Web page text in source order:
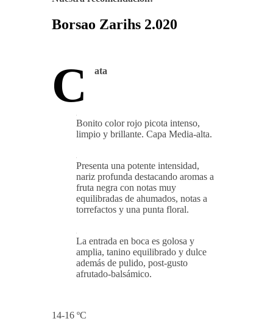
Borsao Zarihs 2.020
C ata
Bonito color rojo picota intenso,
limpio y brillante. Capa Media-alta.
Presenta una potente intensidad,
nariz profunda destacando aromas a
fruta negra con notas muy
equilibradas de ahumados, notas a
torrefactos y una punta floral.
La entrada en boca es golosa y
amplia, tanino equilibrado y dulce
además de pulido, post-gusto
afrutado-balsámico.
14-16 ºC